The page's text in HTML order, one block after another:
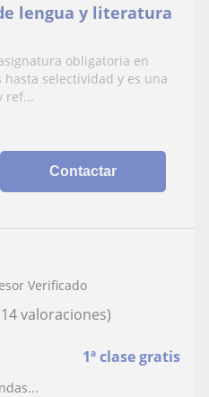
lengua y literatura
obligatoria en
selectividad y es una
ref...
Contactar
1ª clase gratis
Verificado
valoraciones)